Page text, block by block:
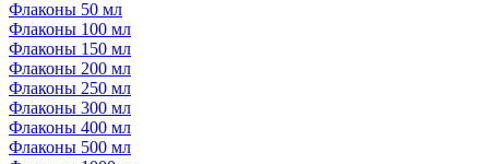
Флаконы 50 мл
Флаконы 100 мл
Флаконы 150 мл
Флаконы 200 мл
Флаконы 250 мл
Флаконы 300 мл
Флаконы 400 мл
Флаконы 500 мл